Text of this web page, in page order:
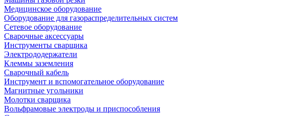
Медицинское оборудование
Оборудование для газораспределительных систем
Сетевое оборудование
Сварочные аксессуары
Инструменты сварщика
Электрододержатели
Клеммы заземления
Сварочный кабель
Инструмент и вспомогательное оборудование
Магнитные угольники
Молотки сварщика
Вольфрамовые электроды и приспособления